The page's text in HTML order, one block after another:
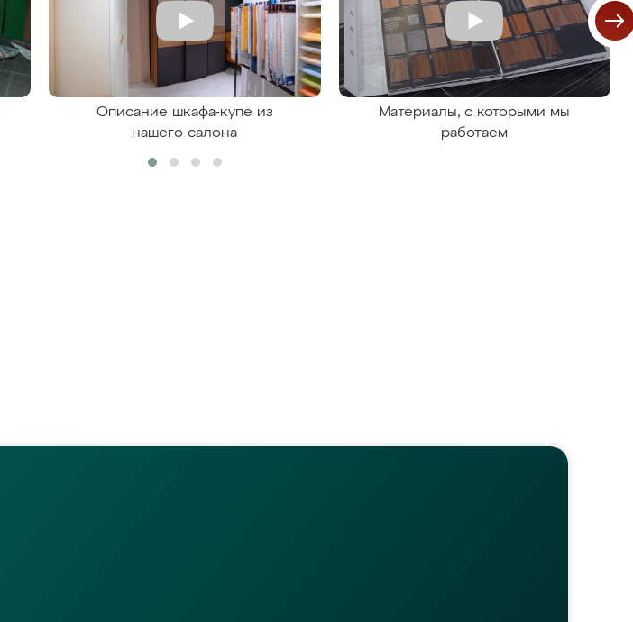
Описание шкафа-купе из
нашего салона
Материалы, с которыми мы
работаем